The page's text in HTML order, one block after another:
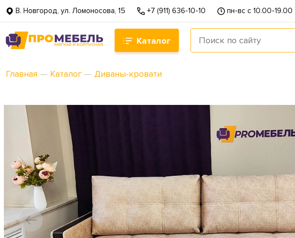
В. Новгород, ул. Ломоносова, 15 +7 (911) 636-10-10 пн-вс с 10.00-19.00
Каталог
Главная — Каталог — Диваны-кровати